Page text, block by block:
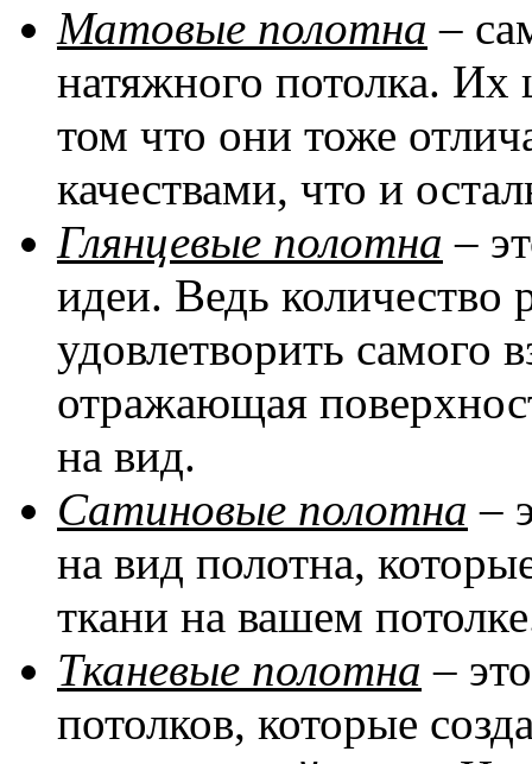
Матовые полотна –
натяжного потолка. Их
том что они тоже
качествами, что и
Глянцевые полотна –
идеи. Ведь количество
удовлетворить самого
отражающая
на вид.
Сатиновые полотна –
на вид полотна,
ткани на вашем
Тканевые полотна –
потолков, которые